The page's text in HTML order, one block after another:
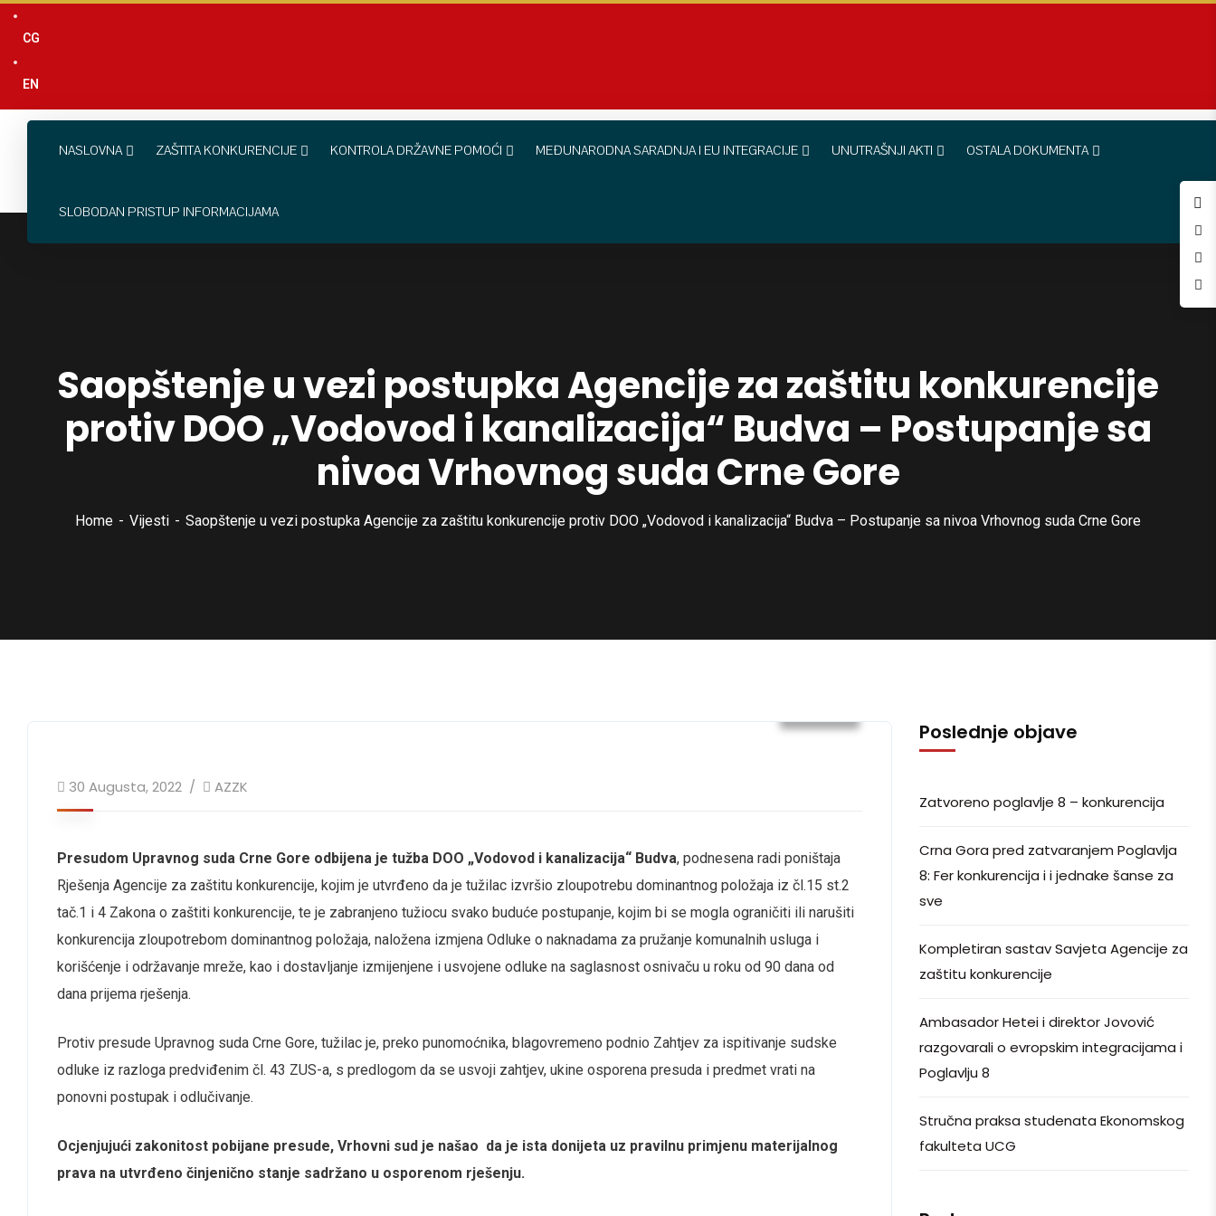
content
CG
EN
NASLOVNA ZAŠTITA KONKURENCIJE KONTROLA DRŽAVNE POMOĆI MEĐUNARODNA SARADNJA I EU INTEGRACIJE UNUTRAŠNJI AKTI OSTALA DOKUMENTA
SLOBODAN PRISTUP INFORMACIJAMA
Saopštenje u vezi postupka Agencije za zaštitu konkurencije
protiv DOO „Vodovod i kanalizacija“ Budva – Postupanje sa
nivoa Vrhovnog suda Crne Gore
Home Vijesti Saopštenje u vezi postupka Agencije za zaštitu konkurencije protiv DOO „Vodovod i kanalizacija“ Budva – Postupanje sa nivoa Vrhovnog suda Crne Gore
30 Augusta, 2022 AZZK
Presudom Upravnog suda Crne Gore odbijena je tužba DOO „Vodovod i kanalizacija“ Budva, podnesena radi poništaja
Rješenja Agencije za zaštitu konkurencije, kojim je utvrđeno da je tužilac izvršio zloupotrebu dominantnog položaja iz čl.15 st.2
tač.1 i 4 Zakona o zaštiti konkurencije, te je zabranjeno tužiocu svako buduće postupanje, kojim bi se mogla ograničiti ili narušiti
konkurencija zloupotrebom dominantnog položaja, naložena izmjena Odluke o naknadama za pružanje komunalnih usluga i
korišćenje i održavanje mreže, kao i dostavljanje izmijenjene i usvojene odluke na saglasnost osnivaču u roku od 90 dana od
dana prijema rješenja.
Protiv presude Upravnog suda Crne Gore, tužilac je, preko punomoćnika, blagovremeno podnio Zahtjev za ispitivanje sudske
odluke iz razloga predviđenim čl. 43 ZUS-a, s predlogom da se usvoji zahtjev, ukine osporena presuda i predmet vrati na
ponovni postupak i odlučivanje.
Ocjenjujući zakonitost pobijane presude, Vrhovni sud je našao da je ista donijeta uz pravilnu primjenu materijalnog
prava na utvrđeno činjenično stanje sadržano u osporenom rješenju.
Poslednje objave
Zatvoreno poglavlje 8 – konkurencija
Crna Gora pred zatvaranjem Poglavlja
8: Fer konkurencija i i jednake šanse za
sve
Kompletiran sastav Savjeta Agencije za
zaštitu konkurencije
Ambasador Hetei i direktor Jovović
razgovarali o evropskim integracijama i
Poglavlju 8
Stručna praksa studenata Ekonomskog
fakulteta UCG